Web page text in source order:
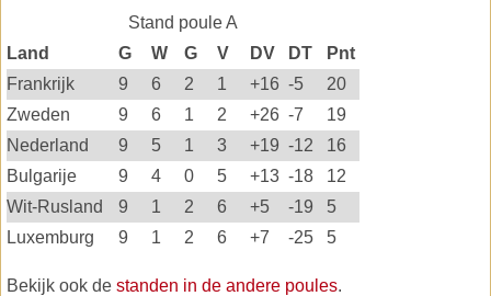
Stand poule A
Land
G W G V DV DT
Pnt
Frankrijk
9 6 2 1 +16 -5
20
Zweden
9 6 1 2 +26 -7
19
Nederland
9 5 1 3 +19 -12
16
Bulgarije
9 4 0 5 +13 -18
12
Wit-Rusland
9 1 2 6 +5 -19
5
Luxemburg
9 1 2 6 +7 -25 5
Bekijk ook de standen in de andere poules.